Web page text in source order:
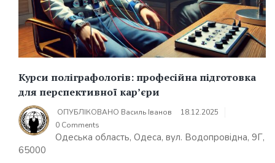
Курси поліграфологів: професійна підготовка
для перспективної кар’єри
ОПУБЛІКОВАНО Василь Іванов
18.12.2025
0 Comments
Одеська область, Одеса, вул. Водопровідна, 9Г,
65000